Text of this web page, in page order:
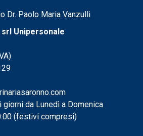
Dr. Paolo Maria Vanzulli
srl Unipersonale
giorni da Lunedì a Domenica
(festivi compresi)